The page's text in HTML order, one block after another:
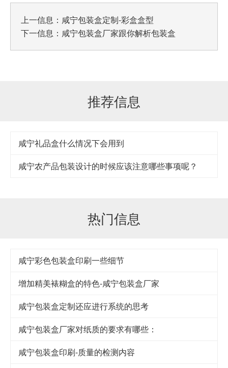
上一信息： 咸宁包装盒定制-彩盒盒型
下一信息： 咸宁包装盒厂家跟你解析包装盒
推荐信息
咸宁礼品盒什么情况下会用到
咸宁农产品包装设计的时候应该注意哪些事项呢？
热门信息
咸宁彩色包装盒印刷一些细节
增加精美裱糊盒的特色-咸宁包装盒厂家
咸宁包装盒定制还应进行系统的思考
咸宁包装盒厂家对纸质的要求有哪些：
咸宁包装盒印刷-质量的检测内容